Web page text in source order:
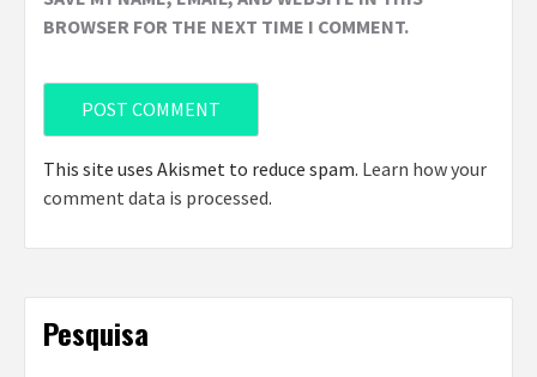
BROWSER FOR THE NEXT TIME I COMMENT.
This site uses Akismet to reduce spam. Learn how your
comment data is processed.
Pesquisa